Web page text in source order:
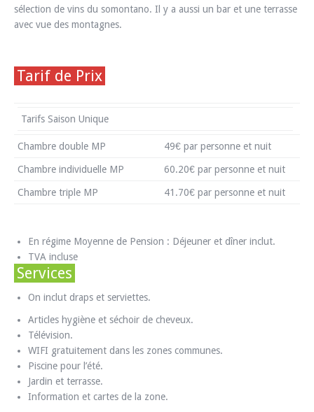
sélection de vins du somontano. Il y a aussi un bar et une terrasse
avec vue des montagnes.
Tarif de Prix
Tarifs Saison Unique
Chambre double MP 49€ par personne et nuit
Chambre individuelle MP 60.20€ par personne et nuit
Chambre triple MP 41.70€ par personne et nuit
En régime Moyenne de Pension : Déjeuner et dîner inclut.
TVA incluse
Services
On inclut draps et serviettes.
Articles hygiène et séchoir de cheveux.
Télévision.
WIFI gratuitement dans les zones communes.
Piscine pour l’été.
Jardin et terrasse.
Information et cartes de la zone.